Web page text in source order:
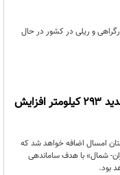
بزرگراهی و ریلی در کشور در حال
شبکه آزادراهی کشور با افتتاح پنج پروژه جدید ۲۹۳ کیلومتر افزایش
امسال اضافه خواهد شد که
شمال» با هدف ساماندهی
بود.